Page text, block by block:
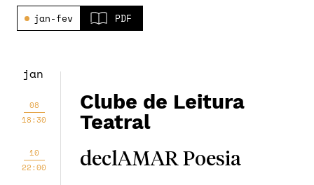
jan-fev PDF
jan
08
18:30
Clube de Leitura
Teatral
10
22:00
declAMAR Poesia